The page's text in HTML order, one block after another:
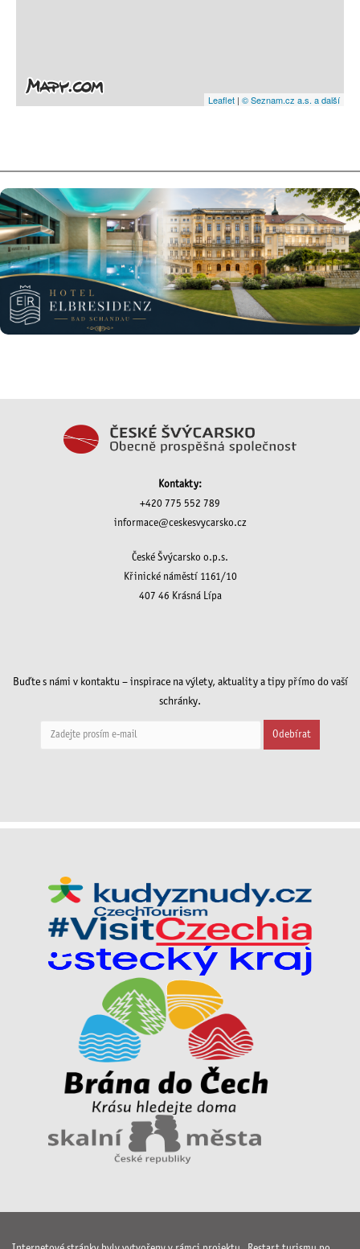
Leaflet | © Seznam.cz a.s. a další
Kontakty:
+420 775 552 789
informace@ceskesvycarsko.cz
České Švýcarsko o.p.s.
Křinické náměstí 1161/10
407 46 Krásná Lípa
Buďte s námi v kontaktu – inspirace na výlety, aktuality a tipy přímo do vaší
schránky.
Odebírat